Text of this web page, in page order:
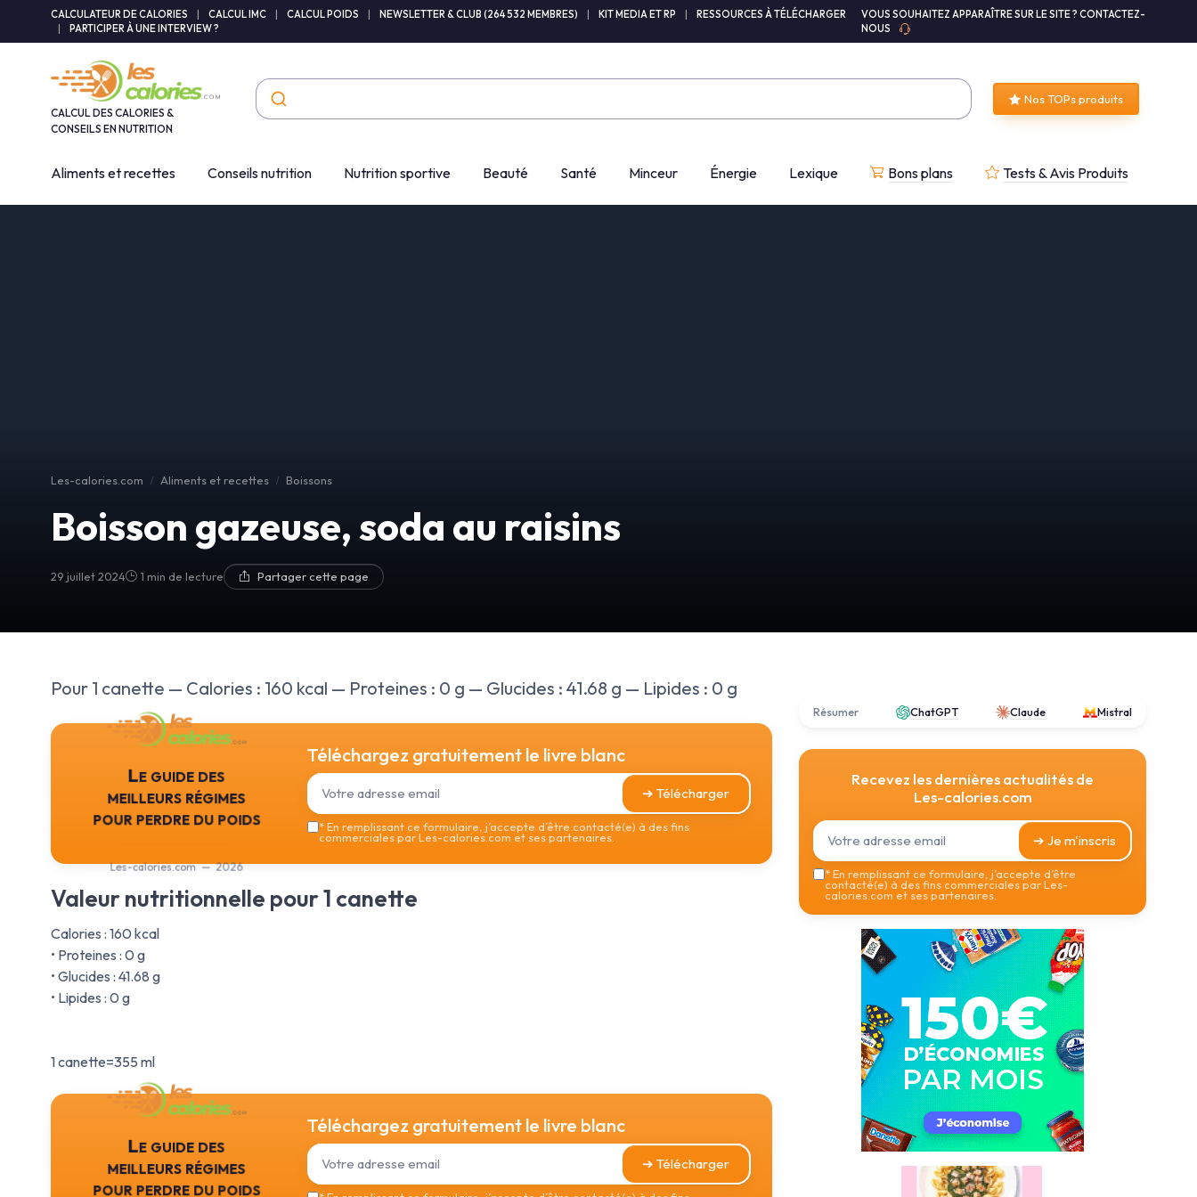
CALCULATEUR DE CALORIES CALCUL IMC CALCUL POIDS NEWSLETTER & CLUB (264 532 MEMBRES) KIT MEDIA ET RP
RESSOURCES À TÉLÉCHARGER
PARTICIPER À UNE INTERVIEW ?
VOUS SOUHAITEZ APPARAÎTRE SUR LE SITE ? CONTACTEZ-
NOUS
CALCUL DES CALORIES &
CONSEILS EN NUTRITION
Nos TOPs produits
Aliments et recettes Conseils nutrition Nutrition sportive Beauté Santé Minceur Énergie Lexique Bons plans Tests & Avis Produits
Les-calories.com Aliments et recettes Boissons
Boisson gazeuse, soda au raisins
29 juillet 2024 1 min de lecture Partager cette page
Pour 1 canette — Calories : 160 kcal — Proteines : 0 g — Glucides : 41.68 g — Lipides : 0 g
Le guide des
meilleurs régimes
pour perdre du poids
Les-calories.com — 2026
Téléchargez gratuitement le livre blanc
➔ Télécharger
*En remplissant ce formulaire, j’accepte d’être contacté(e) à des fins
commerciales par Les-calories.com et ses partenaires.
Valeur nutritionnelle pour 1 canette
Calories : 160 kcal
• Proteines : 0 g
• Glucides : 41.68 g
• Lipides : 0 g
1 canette=355 ml
Le guide des
meilleurs régimes
pour perdre du poids
Téléchargez gratuitement le livre blanc
➔ Télécharger
Résumer ChatGPT Claude Mistral
Recevez les dernières actualités de
Les-calories.com
➔ Je m'inscris
*En remplissant ce formulaire, j’accepte d’être
contacté(e) à des fins commerciales par Les-
calories.com et ses partenaires.
Panneau de gestion des cookies